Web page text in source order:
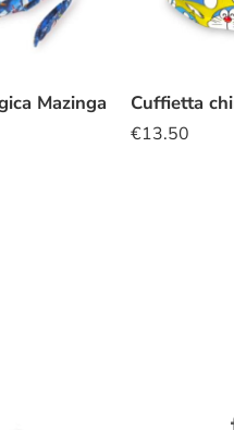
Mazinga
€13.50